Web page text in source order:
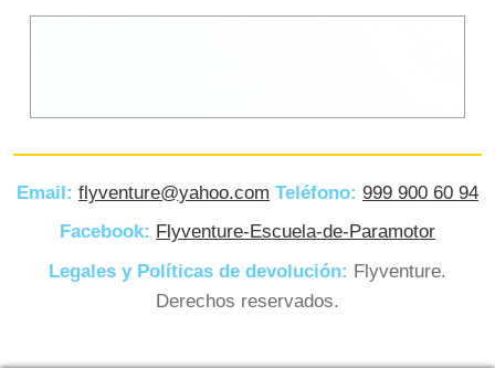
M007 TORNILLOS PARA
CHASIS MOSTER 185
Email: flyventure@yahoo.com Teléfono: 999 900 60 94
Facebook: Flyventure-Escuela-de-Paramotor
Legales y Políticas de devolución: Flyventure.
Derechos reservados.